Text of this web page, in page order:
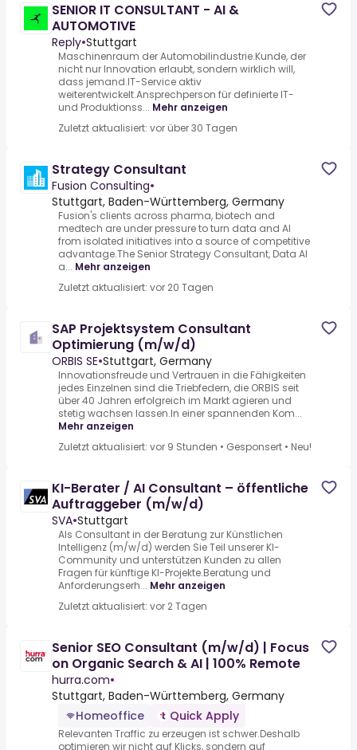
SENIOR IT CONSULTANT - AI &
AUTOMOTIVE
Reply•Stuttgart
Maschinenraum der Automobilindustrie.Kunde, der
nicht nur Innovation erlaubt, sondern wirklich will,
dass jemand.IT-Service aktiv
weiterentwickelt.Ansprechperson für definierte IT-
und Produktionss... Mehr anzeigen
Zuletzt aktualisiert: vor über 30 Tagen
Strategy Consultant
Fusion Consulting•
Stuttgart, Baden-Württemberg, Germany
Fusion's clients across pharma, biotech and
medtech are under pressure to turn data and AI
from isolated initiatives into a source of competitive
advantage.The Senior Strategy Consultant, Data AI
a... Mehr anzeigen
Zuletzt aktualisiert: vor 20 Tagen
SAP Projektsystem Consultant
Optimierung (m/w/d)
ORBIS SE•Stuttgart, Germany
Innovationsfreude und Vertrauen in die Fähigkeiten
jedes Einzelnen sind die Triebfedern, die ORBIS seit
über 40 Jahren erfolgreich im Markt agieren und
stetig wachsen lassen.In einer spannenden Kom...
Mehr anzeigen
Zuletzt aktualisiert: vor 9 Stunden • Gesponsert • Neu!
KI-Berater / AI Consultant – öffentliche
Auftraggeber (m/w/d)
SVA•Stuttgart
Als Consultant in der Beratung zur Künstlichen
Intelligenz (m/w/d) werden Sie Teil unserer KI-
Community und unterstützen Kunden zu allen
Fragen für künftige KI-Projekte.Beratung und
Anforderungserh... Mehr anzeigen
Zuletzt aktualisiert: vor 2 Tagen
Senior SEO Consultant (m/w/d) | Focus
on Organic Search & AI | 100% Remote
hurra.com•
Stuttgart, Baden-Württemberg, Germany
Homeoffice
Quick Apply
Relevanten Traffic zu erzeugen ist schwer.Deshalb
optimieren wir nicht auf Klicks, sondern auf